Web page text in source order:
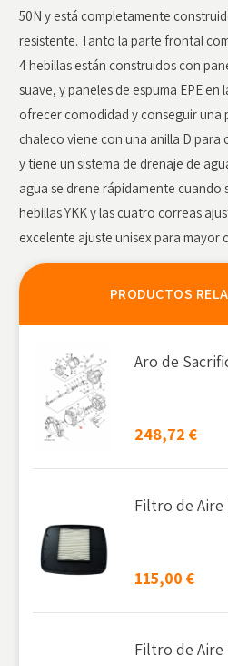
50N y está completamente
resistente. Tanto la parte frontal
4 hebillas están construidos con
suave, y paneles de espuma EPE
ofrecer comodidad y conseguir una
chaleco viene con una anilla D para
y tiene un sistema de drenaje de
agua se drene rápidamente cuando
hebillas YKK y las cuatro correas
excelente ajuste unisex para mayor
PRODUCTOS
Aro de
248,72€
Filtro de Aire
115,00€
Filtro de Aire